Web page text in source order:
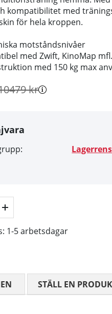
kompatibilitet med
för hela kroppen.
motståndsnivåer
med Zwift, KinoMap mfl.
med 150 kg max
kr
1-5 arbetsdagar
MEDELBETYG 0 AV 5
STÄLL EN